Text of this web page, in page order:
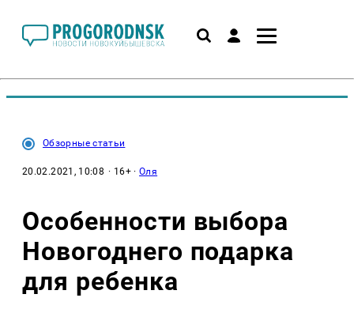
Обзорные статьи
20.02.2021, 10:08 · 16+ ·Оля
Особенности выбора
Новогоднего подарка
для ребенка